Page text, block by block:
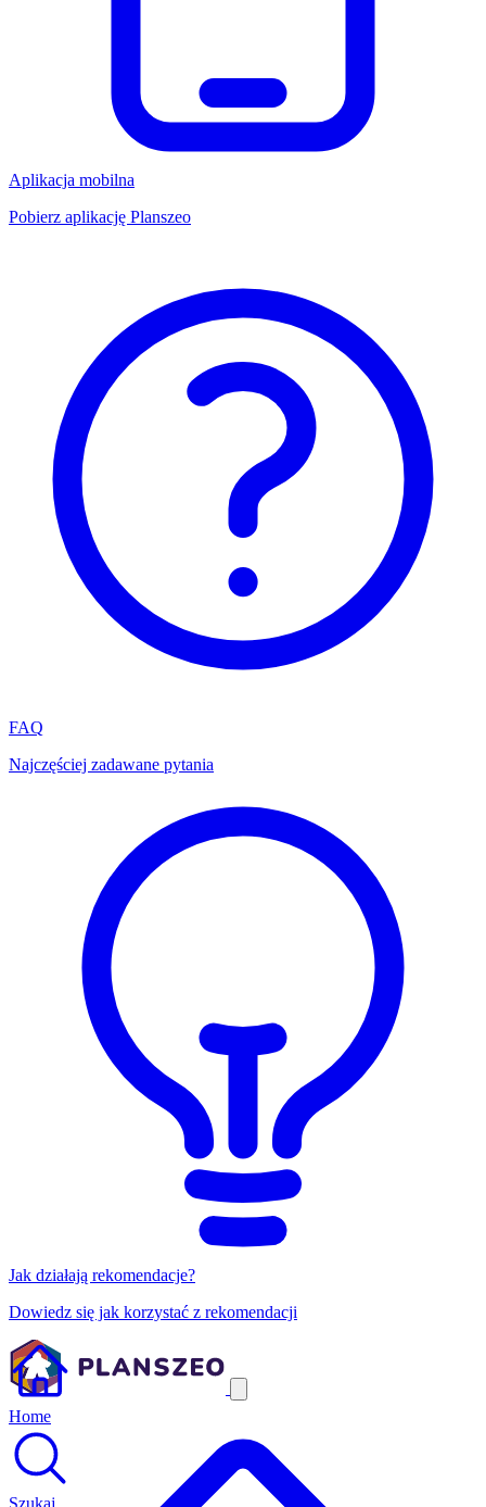
Aplikacja mobilna
Pobierz aplikację Planszeo
FAQ
Najczęściej zadawane pytania
Jak działają rekomendacje?
Dowiedz się jak korzystać z rekomendacji
Home
Szukaj